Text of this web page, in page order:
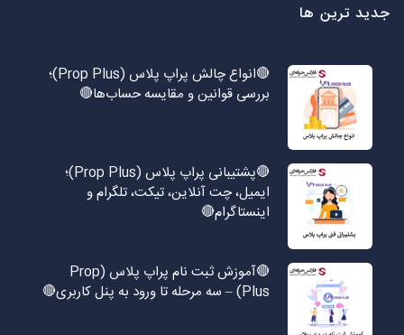
جدید ترین ها
🔴انواع چالش پراپ پلاس (Prop Plus)؛
بررسی قوانین و مقایسه حساب‌ها🔴
🔴پشتیبانی پراپ پلاس (Prop Plus)؛
ایمیل، چت آنلاین، تیکت، تلگرام و
اینستاگرام🔴
🔴آموزش ثبت نام پراپ پلاس (Prop
Plus) – سه مرحله تا ورود به پنل کاربری🔴